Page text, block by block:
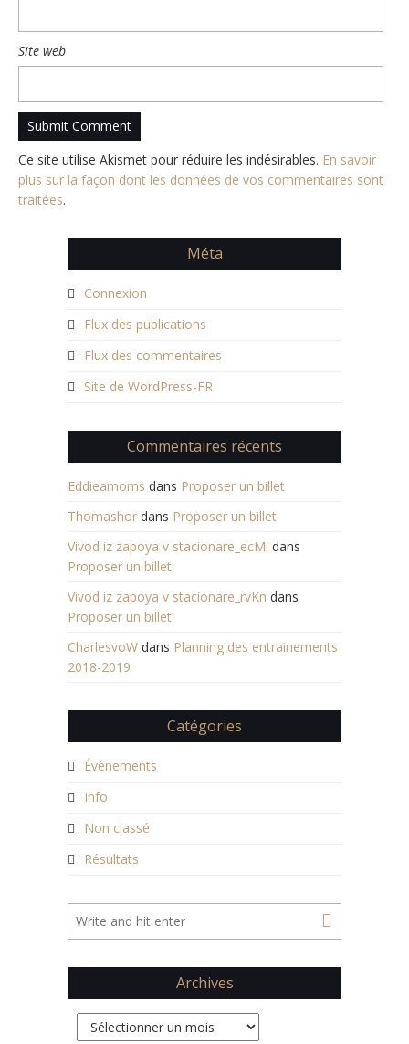
Site web
Ce site utilise Akismet pour réduire les indésirables. En savoir
plus sur la façon dont les données de vos commentaires sont
traitées.
Méta
Connexion
Flux des publications
Flux des commentaires
Site de WordPress-FR
Commentaires récents
Eddieamoms dans Proposer un billet
Thomashor dans Proposer un billet
Vivod iz zapoya v stacionare_ecMi dans
Proposer un billet
Vivod iz zapoya v stacionare_rvKn dans
Proposer un billet
CharlesvoW dans Planning des entrainements
2018-2019
Catégories
Évènements
Info
Non classé
Résultats
Archives
Archives